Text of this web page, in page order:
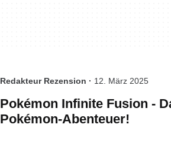
Redakteur Rezension · 12. März 2025
Pokémon Infinite Fusion -
Pokémon-Abenteuer!